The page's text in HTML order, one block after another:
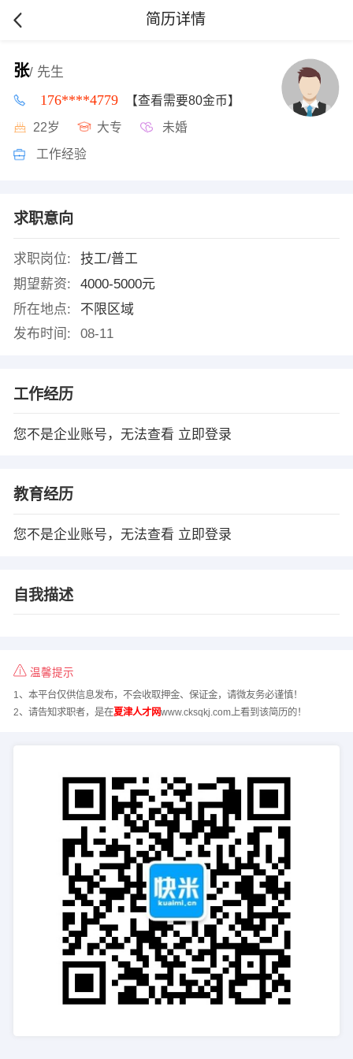
简历详情
张/ 先生
176****4779 【查看需要80金币】
22岁 大专 未婚
工作经验
求职意向
求职岗位:
技工/普工
期望薪资:
4000-5000元
所在地点:
不限区域
发布时间:
08-11
工作经历
您不是企业账号，无法查看 立即登录
教育经历
您不是企业账号，无法查看 立即登录
自我描述
温馨提示
1、本平台仅供信息发布，不会收取押金、保证金，请微友务必谨慎！
2、请告知求职者，是在夏津人才网www.cksqkj.com上看到该简历的！